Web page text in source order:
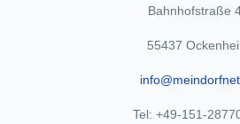
Bahnhofstraße
55437
Tel: +49-151-